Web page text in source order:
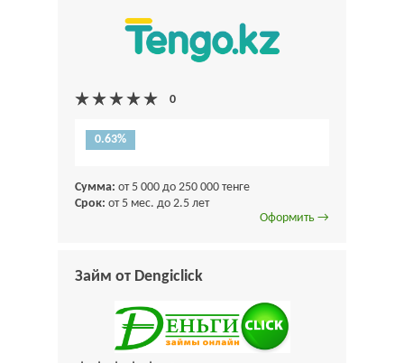
0.63%
Сумма: от 5 000 до 250 000 тенге
Срок: от 5 мес. до 2.5 лет
Оформить →
Займ от Dengiclick